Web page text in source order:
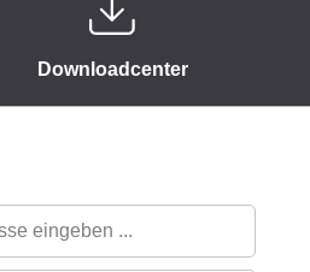
Downloadcenter